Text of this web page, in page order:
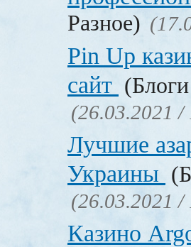
Разное)
Pin Up
сайт
(26.03.2021 /
Лучшие
Украины
(26.03.2021 /
Казино